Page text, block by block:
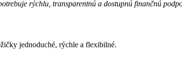
rýchlu, transparentnú a dostupnú finančnú
jednoduché, rýchle a flexibilné.